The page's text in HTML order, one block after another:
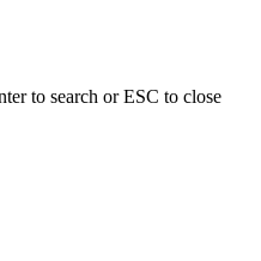
to search or ESC to close